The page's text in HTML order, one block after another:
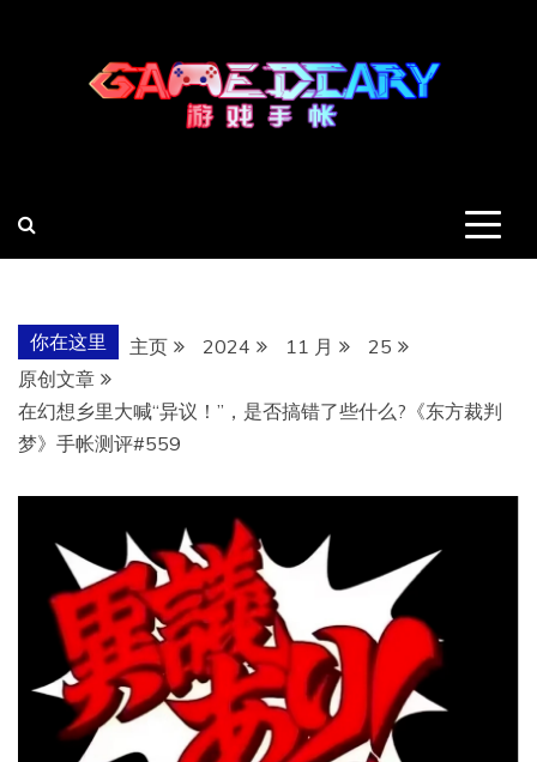
你在这里 主页 2024 11 月
25
原创文章
在幻想乡里大喊“异议！”，是否搞错了些什么?《东方裁判
梦》手帐测评#559